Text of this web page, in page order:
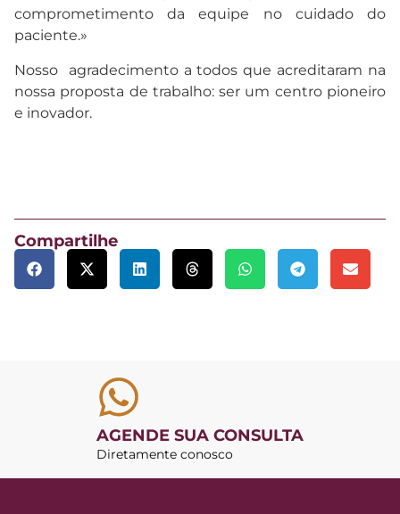
comprometimento da equipe no cuidado do
paciente.»
Nosso agradecimento a todos que acreditaram na
nossa proposta de trabalho: ser um centro pioneiro
e inovador.
Compartilhe
AGENDE SUA CONSULTA
Diretamente conosco